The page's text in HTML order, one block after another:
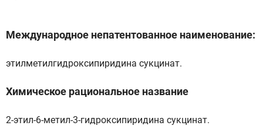
Международное непатентованное наименование:
этилметилгидроксипиридина сукцинат.
Химическое рациональное название
2-этил-6-метил-3-гидроксипиридина сукцинат.